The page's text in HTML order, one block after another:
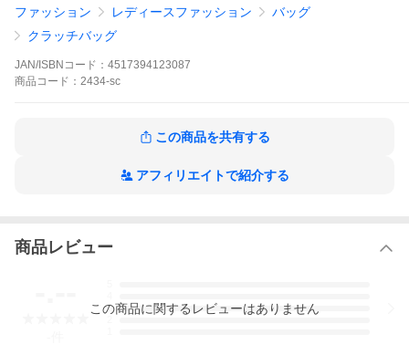
が画像とは若干変更になる場合がございます。あらかじめご了承
ください。
ファッション レディースファッション
バッグ
クラッチバッグ
JAN/ISBNコード： 4517394123087
商品 コード： 2434-sc
この商品を共有する
アフィリエイトで紹介する
商品レビュー
3
この商品に関するレビューはありません